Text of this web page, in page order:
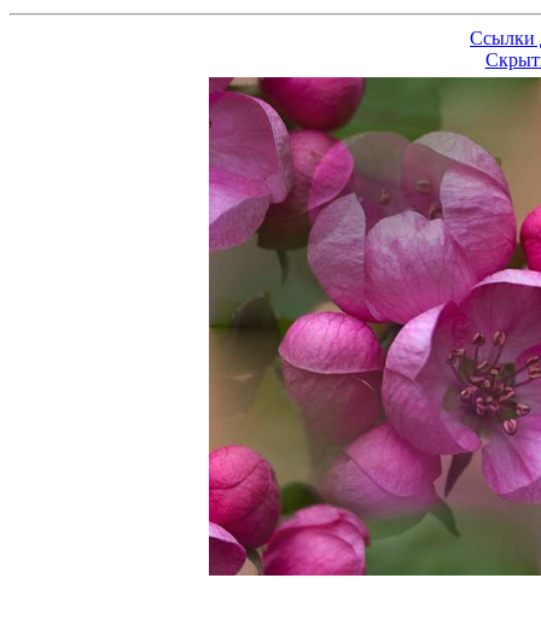
Ссылки